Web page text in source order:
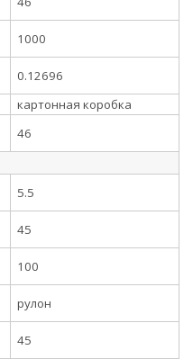
1000
0.12696
картонная коробка
46
5.5
45
100
рулон
45